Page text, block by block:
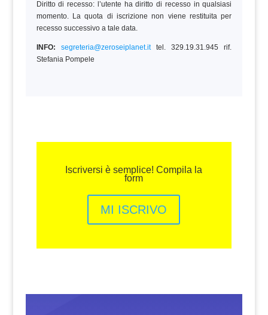
Diritto di recesso: l’utente ha diritto di recesso in qualsiasi
momento. La quota di iscrizione non viene restituita per
recesso successivo a tale data.
INFO: segreteria@zeroseiplanet.ittel. 329.19.31.945 rif.
Stefania Pompele
Iscriversi è semplice! Compila la
form
MI ISCRIVO